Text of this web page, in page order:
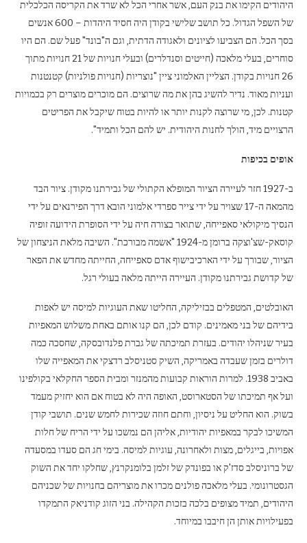
היהודים הקימו את בנק העם, אשר אחרי הכל לא שרד את הקריסה הכלכלית
של השפל הגדול. כל תושב שלישי בקודן היה חסיד היהדות – 600 אנשים
בסך הכל. הם הצביעו לציונים ולאגודה הדתית, וגם ה"בונד" פעל שם. הם היו
סוחרים, בעלי מלאכה (חייטים וסנדלרים) ובעלי חנויות של 21 חנויות מתוך
26 חנויות בקודן. הצליין האלמוני ציין "נוצריות (חנויות פולניות) קטנטנות
ועניות מאוד. נדיר להשיג בהן את מה שרוצים. הם מוכרים מוצרים רק בכמויות
קטנות. לכן, מי שרוצה לקנות יותר או להיות בטוח שיקבל את הפריטים
הרצויים מיד, הולך לחנות היהודית. יש להם הכל ותמיד".
אופים בכיפות
ב-1927 חזר לעיירה הציור המופלא הקתולי של גבירתנו מקודן. ציור הבד
מהמאה ה-17 שצויר על ידי צייר ספרדי אלמוני הובא דרך הפירנאים על ידי
הנסיך מיקולאי סאפייחה, שתואר בצורה חיה על ידי הסופרת הידועה זופיה
קוסאק-שצ'וצקה ברומן מ-1924 "אשמה מבורכת". השיבה מלאת הניצחון של
הציור, שבורך על ידי הארכיבישוף אדם סאפייחה, החייתה מחדש את הפאר
של קדושת גבירתנו מקודן. העיירה הייתה מלאה בעולי רגל.
האובלטים, המטפלים בבזיליקה, החליטו שאת העוגיות למיסה יש לאפות
בידיהם של בני מאמינים. קודם לכן, הם קנו אותם באחת משלוש המאפיות
בעיר שניהלו יהודים. בעזרת תמיכתה של גברת פלנדובסקה, שחסכה כמה
דולרים בזמן שעבדה באמריקה, השיק סטניסלב רדצקי את המאפייה שלו
באביב 1938. למרות הוראות קבועות מהמנזר ומבית הספר החקלאי בקולפינו
ועל אף תמיכתו של הסטארוסט, האופה היה לא בטוח אם הוא יחזיק מעמד
בשוק. הוא החליט על ניסיון, וחתם חוזה שכירות לחמש שנים. תושבי קודן
המשיכו לבקר במאפיות יהודיות, אליהן הם נמשכו על ידי הריח של חלות
אפויות, בייגלים, מצות ולאחרונה, עוגיות למיסה. בימי חג הם סעדו במסעדה
של ברוניסלב סדז'ק או בפונדק של זלמן בלומנקרנץ, שחלקו יחד את השוק
הגסטרונומי. בעלי מלאכה פולנים מכרו את מוצריהם בחנויות של שכניהם
היהודים, תמיד מצופים בלכה בזכות הקהילה. בני הזוג קודניאק התמקדו
בפעילויות אותן הן חיבבו במיוחד.